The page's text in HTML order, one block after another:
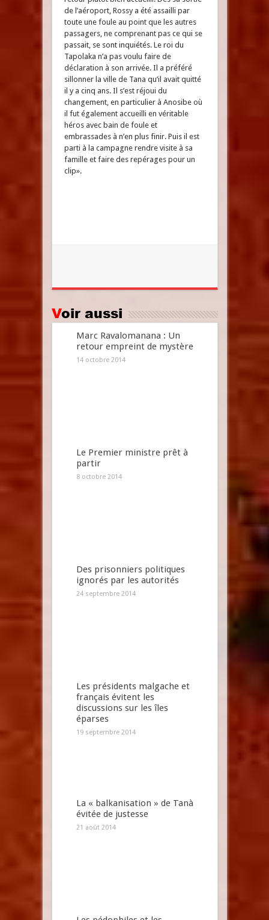
de l’aéroport, Rossy a été assailli par
toute une foule au point que les autres
passagers, ne comprenant pas ce qui se
passait, se sont inquiétés. Le roi du
Tapolaka n’a pas voulu faire de
déclaration à son arrivée. Il a préféré
sillonner la ville de Tana qu’il avait quitté
il y a cinq ans. Il s’est réjoui du
changement, en particulier à Anosibe où
il fut également accueilli en véritable
héros avec bain de foule et
embrassades à n’en plus finir. Puis il est
parti à la campagne rendre visite à sa
famille et faire des repérages pour un
clip».
Voir aussi
Marc Ravalomanana : Un
retour empreint de mystère
14 octobre 2014
Le Premier ministre prêt à
partir
8 octobre 2014
Des prisonniers politiques
ignorés par les autorités
24 septembre 2014
Les présidents malgache et
français évitent les
discussions sur les îles
éparses
19 septembre 2014
La « balkanisation » de Tanà
évitée de justesse
21 août 2014